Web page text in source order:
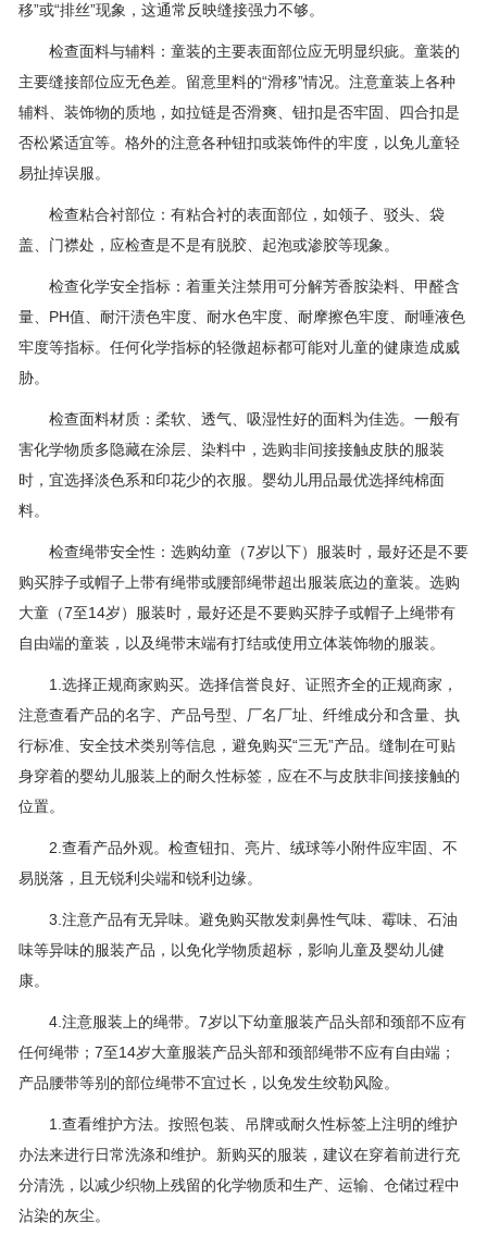
移”或“排丝”现象，这通常反映缝接强力不够。
检查面料与辅料：童装的主要表面部位应无明显织疵。童装的
主要缝接部位应无色差。留意里料的“滑移”情况。注意童装上各种
辅料、装饰物的质地，如拉链是否滑爽、钮扣是否牢固、四合扣是
否松紧适宜等。格外的注意各种钮扣或装饰件的牢度，以免儿童轻
易扯掉误服。
检查粘合衬部位：有粘合衬的表面部位，如领子、驳头、袋
盖、门襟处，应检查是不是有脱胶、起泡或渗胶等现象。
检查化学安全指标：着重关注禁用可分解芳香胺染料、甲醛含
量、PH值、耐汗渍色牢度、耐水色牢度、耐摩擦色牢度、耐唾液色
牢度等指标。任何化学指标的轻微超标都可能对儿童的健康造成威
胁。
检查面料材质：柔软、透气、吸湿性好的面料为佳选。一般有
害化学物质多隐藏在涂层、染料中，选购非间接接触皮肤的服装
时，宜选择淡色系和印花少的衣服。婴幼儿用品最优选择纯棉面
料。
检查绳带安全性：选购幼童（7岁以下）服装时，最好还是不要
购买脖子或帽子上带有绳带或腰部绳带超出服装底边的童装。选购
大童（7至14岁）服装时，最好还是不要购买脖子或帽子上绳带有
自由端的童装，以及绳带末端有打结或使用立体装饰物的服装。
1.选择正规商家购买。选择信誉良好、证照齐全的正规商家，
注意查看产品的名字、产品号型、厂名厂址、纤维成分和含量、执
行标准、安全技术类别等信息，避免购买“三无”产品。缝制在可贴
身穿着的婴幼儿服装上的耐久性标签，应在不与皮肤非间接接触的
位置。
2.查看产品外观。检查钮扣、亮片、绒球等小附件应牢固、不
易脱落，且无锐利尖端和锐利边缘。
3.注意产品有无异味。避免购买散发刺鼻性气味、霉味、石油
味等异味的服装产品，以免化学物质超标，影响儿童及婴幼儿健
康。
4.注意服装上的绳带。7岁以下幼童服装产品头部和颈部不应有
任何绳带；7至14岁大童服装产品头部和颈部绳带不应有自由端；
产品腰带等别的部位绳带不宜过长，以免发生绞勒风险。
1.查看维护方法。按照包装、吊牌或耐久性标签上注明的维护
办法来进行日常洗涤和维护。新购买的服装，建议在穿着前进行充
分清洗，以减少织物上残留的化学物质和生产、运输、仓储过程中
沾染的灰尘。